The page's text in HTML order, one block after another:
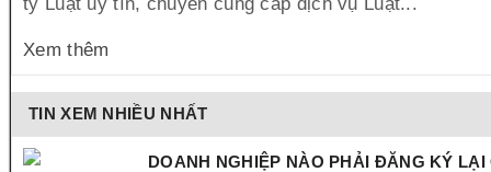
Xem thêm
TIN XEM NHIỀU NHẤT
DOANH NGHIỆP NÀO PHẢI ĐĂNG KÝ LẠI